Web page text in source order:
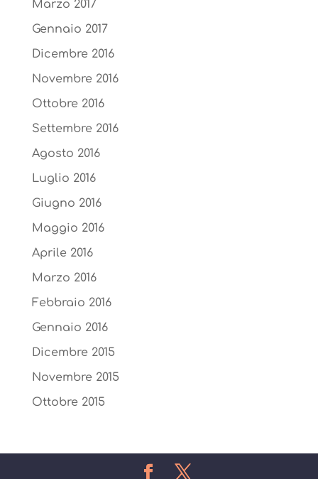
Marzo 2017
Gennaio 2017
Dicembre 2016
Novembre 2016
Ottobre 2016
Settembre 2016
Agosto 2016
Luglio 2016
Giugno 2016
Maggio 2016
Aprile 2016
Marzo 2016
Febbraio 2016
Gennaio 2016
Dicembre 2015
Novembre 2015
Ottobre 2015